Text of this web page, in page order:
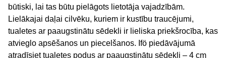
būtiski, lai tas būtu pielāgots lietotāja vajadzībām.
Lielākajai daļai cilvēku, kuriem ir kustību traucējumi,
tualetes ar paaugstinātu sēdekli ir lieliska priekšrocība, kas
atvieglo apsēšanos un piecelšanos. Ifö piedāvājumā
atradīsiet tualetes podus ar paaugstinātu sēdekli – 4 cm